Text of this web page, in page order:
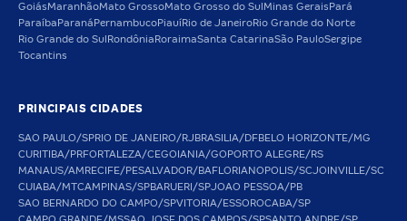
GoiásMaranhãoMato GrossoMato Grosso do Sul Minas Gerais Pará
Paraíba Paraná PernambucoPiauíRio de JaneiroRio Grande do Norte
Rio Grande do Sul Rondônia RoraimaSanta CatarinaSão PauloSergipe
Tocantins
PRINCIPAIS CIDADES
SAO PAULO/SPRIO DE JANEIRO/RJBRASILIA/DFBELO HORIZONTE/MG
CURITIBA/PRFORTALEZA/CEGOIANIA/GOPORTO ALEGRE/RS
MANAUS/AMRECIFE/PESALVADOR/BAFLORIANOPOLIS/SCJOINVILLE/SC
CUIABA/MTCAMPINAS/SPBARUERI/SPJOAO PESSOA/PB
SAO BERNARDO DO CAMPO/SPVITORIA/ESSOROCABA/SP